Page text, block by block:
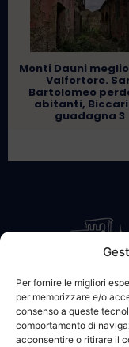
Per fornire le migliori
per memorizzare e/o
consenso a queste
comportamento di
acconsentire o ritirare il
Monti Dauni
Valfortore.
Bartolomeo
abitanti, Biccari
guadagna 3